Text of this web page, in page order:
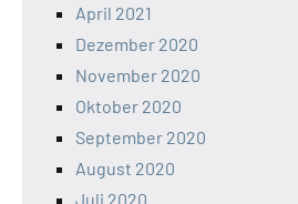
April 2021
Dezember 2020
November 2020
Oktober 2020
September 2020
August 2020
Juli 2020